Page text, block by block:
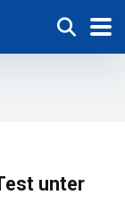
unter